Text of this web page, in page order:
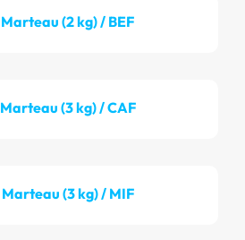
Marteau (2 kg) / BEF
Marteau (3 kg) / CAF
Marteau (3 kg) / MIF